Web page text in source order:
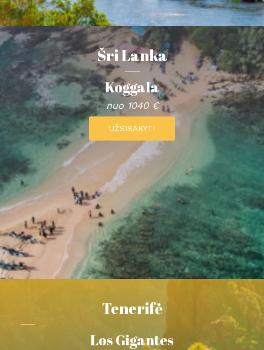
Šri Lanka
Koggala
nuo 1040 €
UŽSISAKYTI
Tenerifė
Los Gigantes